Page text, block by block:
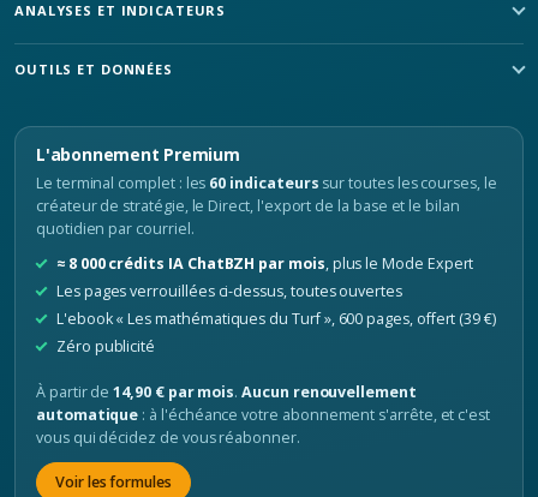
ANALYSES ET INDICATEURS
OUTILS ET DONNÉES
L'abonnement Premium
Le terminal complet : les 60 indicateurs sur toutes les courses, le
créateur de stratégie, le Direct, l'export de la base et le bilan
quotidien par courriel.
≈ 8 000 crédits IA ChatBZH par mois, plus le Mode Expert
Les pages verrouillées ci-dessus, toutes ouvertes
L'ebook « Les mathématiques du Turf », 600 pages, offert (39 €)
Zéro publicité
À partir de14,90 € par mois.Aucun renouvellement
automatique : à l'échéance votre abonnement s'arrête, et c'est
vous qui décidez de vous réabonner.
Voir les formules